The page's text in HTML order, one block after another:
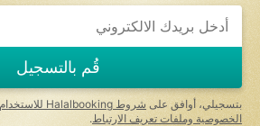
قُم بالتسجيل
بتسجيلي، أوافق على شروط Halalbooking للاستخدام
الخصوصية وملفات تعريف الارتباط .